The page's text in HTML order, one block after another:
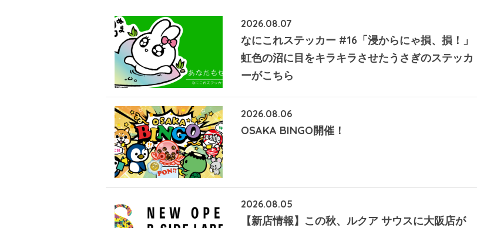
2026.08.07
なにこれステッカー #16「浸からにゃ損、損！」
虹色の沼に目をキラキラさせたうさぎのステッカ
ーがこちら
2026.08.06
OSAKA BINGO開催！
2026.08.05
【新店情報】この秋、ルクア サウスに大阪店が